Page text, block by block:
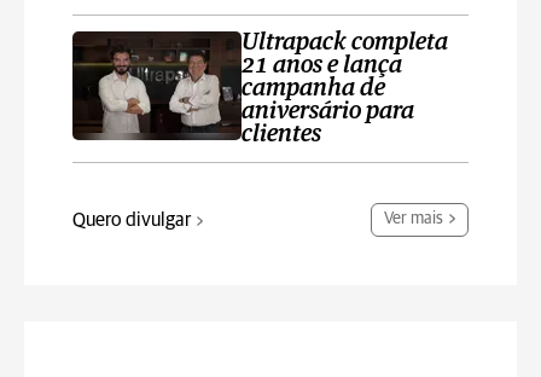
Ultrapack completa
21 anos e lança
campanha de
aniversário para
clientes
Quero divulgar Ver mais